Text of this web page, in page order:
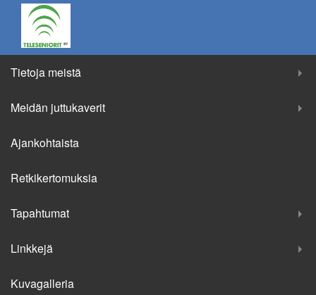
Tietoja meistä
Meidän juttukaverit
Ajankohtaista
Retkikertomuksia
Tapahtumat
Linkkejä
Kuvagalleria